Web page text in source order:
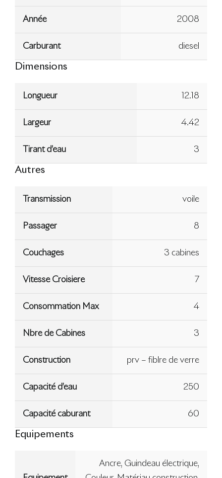
Année 2008
Carburant diesel
Dimensions
Longueur 12.18
Largeur 4.42
Tirant d’eau 3
Autres
Transmission voile
Passager 8
Couchages 3 cabines
Vitesse Croisiere 7
Consommation Max 4
Nbre de Cabines 3
Construction prv – fiblre de verre
Capacité d’eau 250
Capacité caburant 60
Equipements
Ancre, Guindeau électrique,